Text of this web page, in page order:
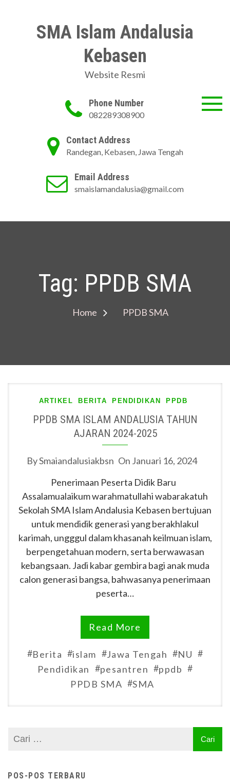
SMA Islam Andalusia
Kebasen
Website Resmi
Phone Number
082289308900
Contact Address
Randegan, Kebasen, Jawa Tengah
Email Address
smaislamandalusia@gmail.com
Tag: PPDB SMA
Home PPDB SMA
ARTIKEL BERITA PENDIDIKAN PPDB
PPDB SMA ISLAM ANDALUSIA TAHUN
AJARAN 2024-2025
BySmaiandalusiakbsn On Januari 16, 2024
Penerimaan Peserta Didik Baru
Assalamualaikum warahmatullahi wabarakatuh
Sekolah SMA Islam Andalusia Kebasen bertujuan
untuk mendidik generasi yang berakhlakul
karimah, ungggul dalam khasanah keilmuan islam,
berpengetahuan modern, serta berwawasan
kebangsaan. Jadi kabar gembira bagi anak muda
calon generasi bangsa, bahwasanya penerimaan
peserta…
Read More
#Berita #islam #Jawa Tengah #NU #
Pendidikan #pesantren #ppdb #
PPDB SMA #SMA
POS-POS TERBARU